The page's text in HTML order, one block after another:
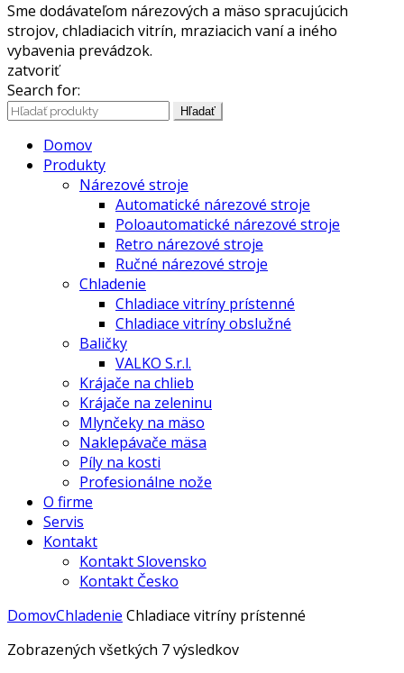
Sme dodávateľom nárezových a mäso spracujúcich
strojov, chladiacich vitrín, mraziacich vaní a iného
vybavenia prevádzok.
zatvoriť
Search for:
Hľadať
Domov
Produkty
Nárezové stroje
Automatické nárezové stroje
Poloautomatické nárezové stroje
Retro nárezové stroje
Ručné nárezové stroje
Chladenie
Chladiace vitríny prístenné
Chladiace vitríny obslužné
Baličky
VALKO S.r.l.
Krájače na chlieb
Krájače na zeleninu
Mlynčeky na mäso
Naklepávače mäsa
Píly na kosti
Profesionálne nože
O firme
Servis
Kontakt
Kontakt Slovensko
Kontakt Česko
DomovChladenie Chladiace vitríny prístenné
Zobrazených všetkých 7 výsledkov